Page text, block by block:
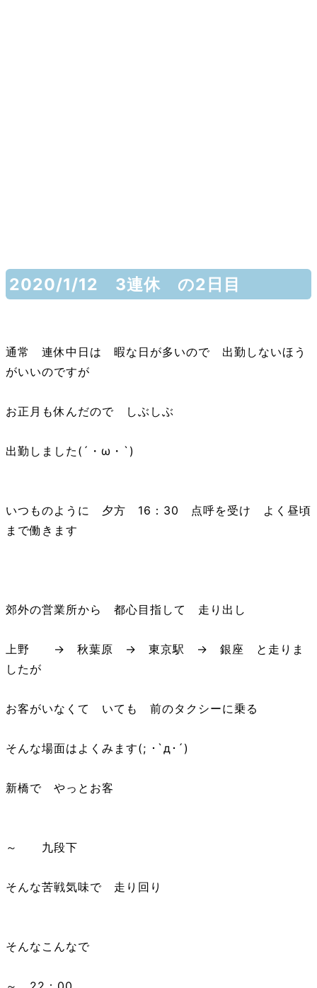
2020/1/12 3連休 の2日目
通常 連休中日は 暇な日が多いので 出勤しないほう
がいいのですが
お正月も休んだので しぶしぶ
出勤しました(´・ω・`)
いつものように 夕方 16：30 点呼を受け よく昼頃
まで働きます
郊外の営業所から 都心目指して 走り出し
上野 → 秋葉原 → 東京駅 → 銀座 と走りま
したが
お客がいなくて いても 前のタクシーに乗る
そんな場面はよくみます(; ･`д･´)
新橋で やっとお客
～ 九段下
そんな苦戦気味で 走り回り
そんなこんなで